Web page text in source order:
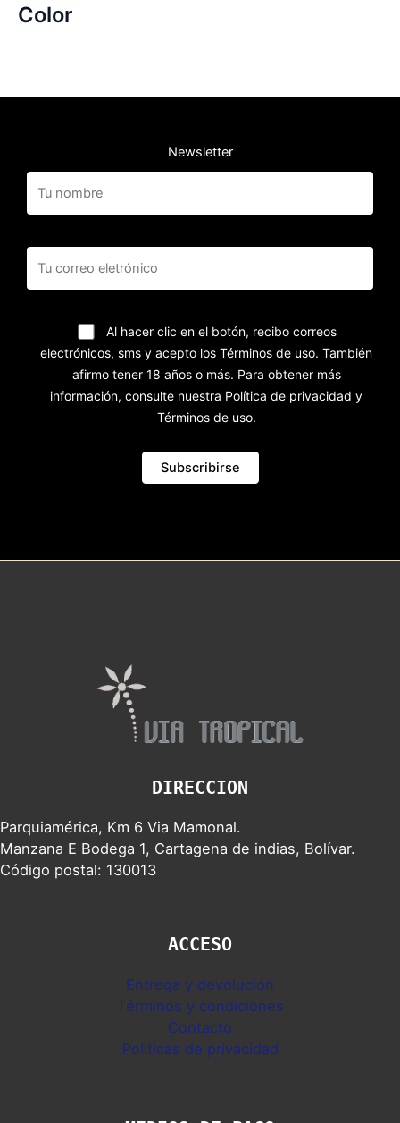
Color
Newsletter
Al hacer clic en el botón, recibo correos
electrónicos, sms y acepto los Términos de uso. También
afirmo tener 18 años o más. Para obtener más
información, consulte nuestra Política de privacidad y
Términos de uso.
DIRECCION
Parquiamérica, Km 6 Via Mamonal.
Manzana E Bodega 1, Cartagena de indias, Bolívar.
Código postal: 130013
ACCESO
Entrega y devolución
Términos y condiciones
Contacto
Politicas de privacidad